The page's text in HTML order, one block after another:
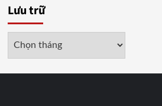
Lưu trữ